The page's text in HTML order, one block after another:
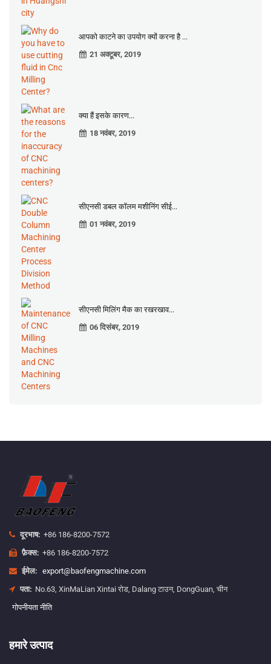
आपको काटने का उपयोग क्यों करना है ...
21 अक्टूबर, 2019
क्या हैं इसके कारण...
18 नवंबर, 2019
सीएनसी डबल कॉलम मशीनिंग सीई...
01 नवंबर, 2019
सीएनसी मिलिंग मैक का रखरखाव...
06 दिसंबर, 2019
दूरभाष: +86 186-8200-7572
फ़ैक्स: +86 186-8200-7572
ईमेल: export@baofengmachine.com
पता: No.63, XinMaLian Xintai रोड, Dalang टाउन, DongGuan, चीन
गोपनीयता नीति
हमारे उत्पाद